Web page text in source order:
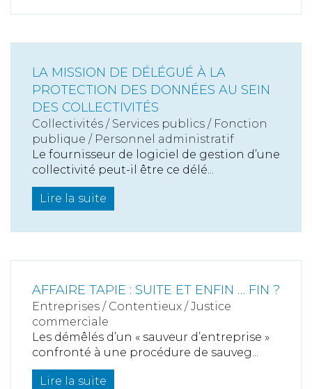
LA MISSION DE DÉLÉGUÉ À LA
PROTECTION DES DONNÉES AU SEIN
DES COLLECTIVITÉS
Collectivités / Services publics / Fonction
publique / Personnel administratif
Le fournisseur de logiciel de gestion d’une
collectivité peut-il être ce délé...
Lire la suite
AFFAIRE TAPIE : SUITE ET ENFIN … FIN ?
Entreprises / Contentieux /Justice
commerciale
Les démêlés d’un « sauveur d’entreprise »
confronté à une procédure de sauveg...
Lire la suite